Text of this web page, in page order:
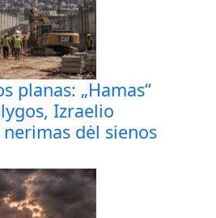
planas: „Hamas“
Izraelio
dėl sienos